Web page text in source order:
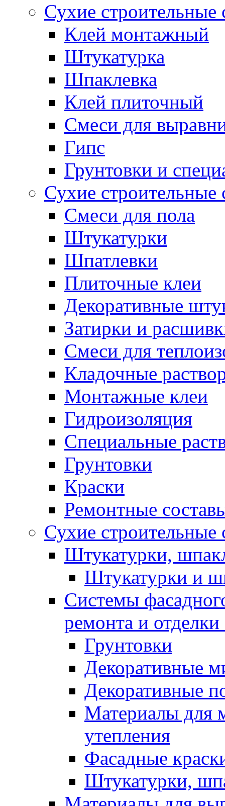
Сухие
Клей монтажный
Штукатурка
Шпаклевка
Клей плиточный
Смеси для
Гипс
Грунтовки и
Сухие
Смеси для пола
Штукатурки
Шпатлевки
Плиточные клеи
Декоративные
Затирки и
Смеси для
Кладочные
Монтажные клеи
Гидроизоляция
Специальные
Грунтовки
Краски
Ремонтные
Сухие
Штукатурки,
Штукатурки и
Системы
ремонта и отделки
Грунтовки
Декоративные
Декоративные
Материалы для
утепления
Фасадные
Штукатурки,